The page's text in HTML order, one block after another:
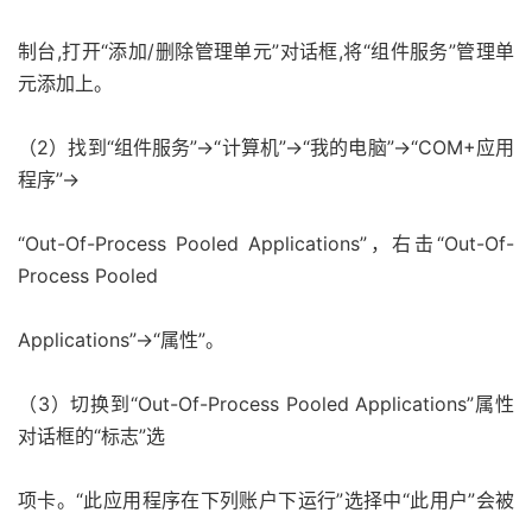
制台,打开“添加/删除管理单元”对话框,将“组件服务”管理单
元添加上。
（2）找到“组件服务”->“计算机”->“我的电脑”->“COM+应用
程序”->
“Out-Of-Process Pooled Applications”，右击“Out-Of-
Process Pooled
Applications”->“属性”。
（3）切换到“Out-Of-Process Pooled Applications”属性
对话框的“标志”选
项卡。“此应用程序在下列账户下运行”选择中“此用户”会被